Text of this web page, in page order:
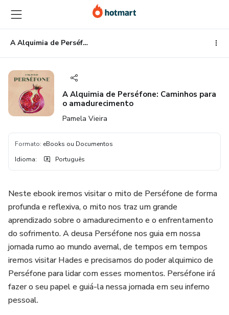
para
o
conteúdo
principal
para
o
pagamento
para
o
rodapé
A Alquimia de Perséfone: Caminhos para o amadurecimento
A Alquimia de Perséfone: Caminhos para
o amadurecimento
Pamela Vieira
Formato: eBooks ou Documentos
Idioma: Português
Neste ebook iremos visitar o mito de Perséfone de forma
profunda e reflexiva, o mito nos traz um grande
aprendizado sobre o amadurecimento e o enfrentamento
do sofrimento. A deusa Perséfone nos guia em nossa
jornada rumo ao mundo avernal, de tempos em tempos
iremos visitar Hades e precisamos do poder alquimico de
Perséfone para lidar com esses momentos. Perséfone irá
fazer o seu papel e guiá-la nessa jornada em seu inferno
pessoal.